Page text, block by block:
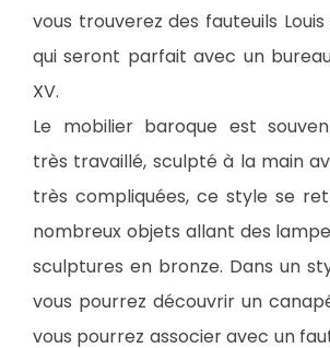
vous trouverez des fauteuils Louis
qui seront parfait avec un
XV.
Le mobilier baroque est
très travaillé, sculpté à la main
très compliquées, ce style se
nombreux objets allant des
sculptures en bronze. Dans un
vous pourrez découvrir un
vous pourrez associer avec un